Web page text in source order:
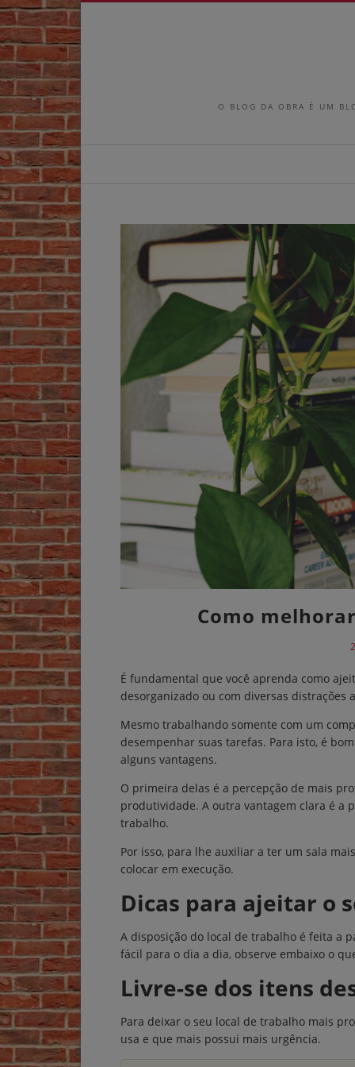
O BLOG DA OBRA É UM
Como
É fundamental que você aprenda como
desorganizado ou com diversas
Mesmo trabalhando somente com um
desempenhar suas tarefas. Para isto, é
alguns vantagens.
O primeira delas é a percepção de mais
produtividade. A outra vantagem clara é a
trabalho.
Por isso, para lhe auxiliar a ter um sala
colocar em execução.
Dicas para ajeitar o
A disposição do local de trabalho é feita a
fácil para o dia a dia, observe embaixo o
Livre-se dos itens
Para deixar o seu local de trabalho mais
usa e que mais possui mais urgência.